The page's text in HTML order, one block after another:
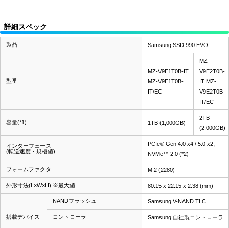
詳細スペック
製品 Samsung SSD 990 EVO
型番
MZ-V9E1T0B-IT
MZ-V9E1T0B-
IT/EC
MZ-
V9E2T0B-
IT MZ-
V9E2T0B-
IT/EC
容量(*1) 1TB (1,000GB)
2TB
(2,000GB)
インターフェース
(転送速度・規格値)
PCIe® Gen 4.0 x4 / 5.0 x2、
NVMe™ 2.0 (*2)
フォームファクタ M.2 (2280)
外形寸法(L×W×H) ※最大値 80.15 x 22.15 x 2.38 (mm)
搭載デバイス
NANDフラッシュ Samsung V-NAND TLC
コントローラ Samsung 自社製コントローラ